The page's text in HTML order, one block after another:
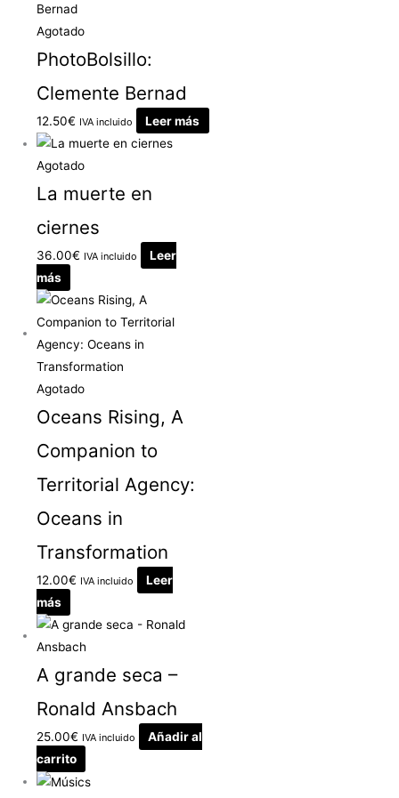
Agotado
PhotoBolsillo:
Clemente Bernad
12.50€ IVA incluido Leer más
Agotado
La muerte en
ciernes
36.00€ IVA incluido
Leer
más
Agotado
Oceans Rising, A
Companion to
Territorial Agency:
Oceans in
Transformation
12.00€ IVA incluido
Leer
más
A grande seca –
Ronald Ansbach
25.00€ IVA incluido
Añadir al
carrito